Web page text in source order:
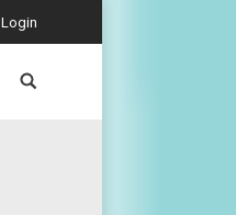
Login